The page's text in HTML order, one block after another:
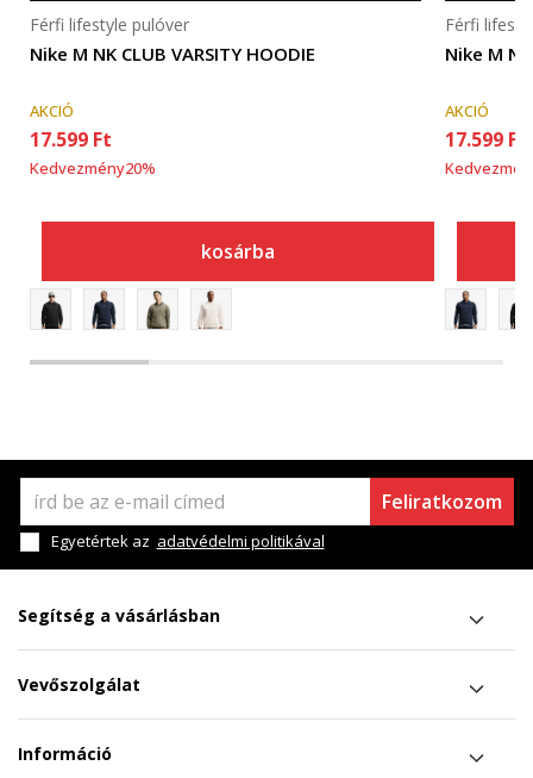
Nike M NK CLUB VARSITY HOODIE
Férfi lifestyle pulóver
AKCIÓ
17.599 Ft
Kedvezmény20%
kosárba
Nike M
Férfi
AKCIÓ
17.599 Ft
Feliratkozom
Egyetértek az adatvédelmi politikával
Segítség a vásárlásban
Vevőszolgálat
Információ